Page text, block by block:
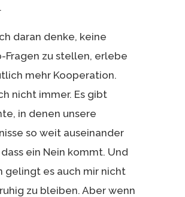
daran denke, keine
Fragen zu stellen, erlebe
mehr Kooperation.
nicht immer. Es gibt
in denen unsere
so weit auseinander
ein Nein kommt. Und
gelingt es auch mir nicht
zu bleiben. Aber wenn